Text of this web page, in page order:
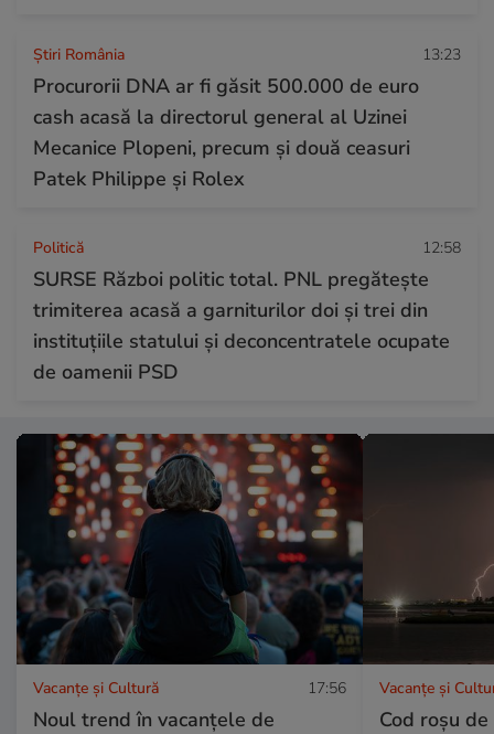
Știri România 13:23
Procurorii DNA ar fi găsit 500.000 de euro
cash acasă la directorul general al Uzinei
Mecanice Plopeni, precum și două ceasuri
Patek Philippe și Rolex
Politică 12:58
SURSE Război politic total. PNL pregătește
trimiterea acasă a garniturilor doi și trei din
instituțiile statului și deconcentratele ocupate
de oamenii PSD
Vacanțe și Cultură 17:56
Noul trend în vacanțele de
Vacanțe și
Cod roșu